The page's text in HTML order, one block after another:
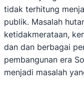
tidak terhitung
publik. Masalah
ketidakmerataan,
dan dan berbagai
pembangunan era
menjadi masalah